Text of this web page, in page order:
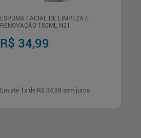
ESPUMA FACIAL DE LIMPEZA E
RENOVAÇÃO 150ML N21
R$ 34,99
Em até 1x de R$ 34,99 sem juros